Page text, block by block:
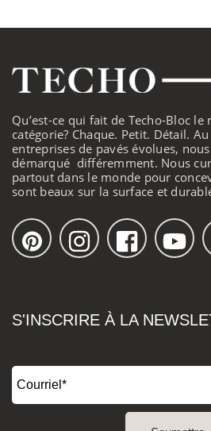
Qu’est-ce qui fait de Techo-Bloc le
catégorie? Chaque. Petit. Détail.
entreprises de pavés évolues,
démarqué différemment. Nous
partout dans le monde pour
sont beaux sur la surface et
S'INSCRIRE À LA